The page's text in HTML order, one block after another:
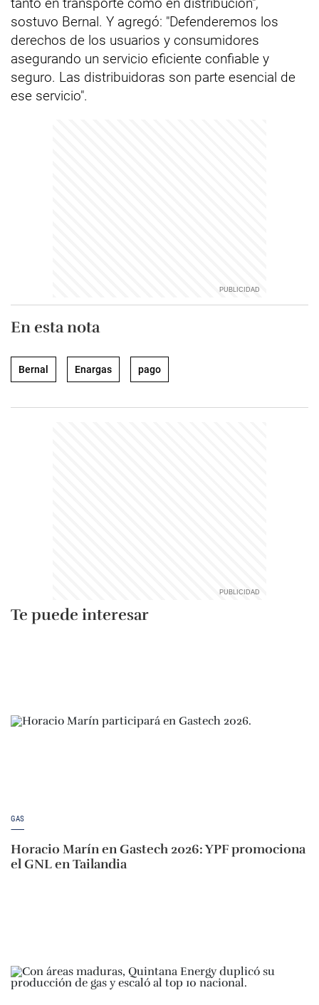
sostuvo Bernal. Y agregó: "Defenderemos los
derechos de los usuarios y consumidores
asegurando un servicio eficiente confiable y
seguro. Las distribuidoras son parte esencial de
ese servicio".
En esta nota
Bernal Enargas pago
Te puede interesar
GAS
Horacio Marín en Gastech 2026: YPF promociona
el GNL en Tailandia